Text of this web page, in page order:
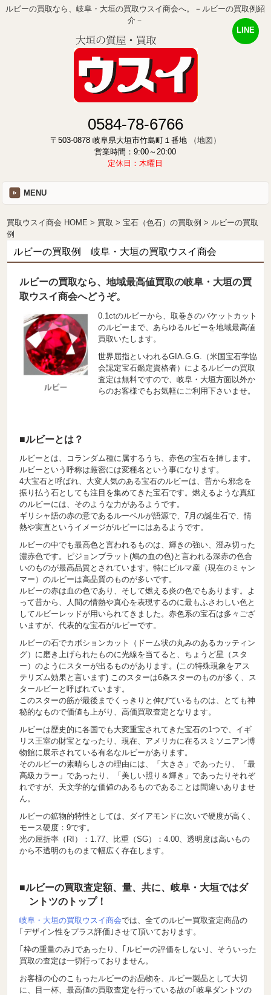
ルビーの買取なら、岐阜・大垣の買取ウスイ商会へ。－ルビーの買取例紹
介－
0584-78-6766
〒503-0878 岐阜県大垣市竹島町１番地
（地図）
営業時間：9:00～20:00
定休日：木曜日
MENU
買取ウスイ商会 HOME 買取 宝石（色石）の買取例
ルビーの買取
例
ルビーの買取例 岐阜・大垣の買取ウスイ商会
ルビーの買取なら、地域最高値買取の岐阜・大垣の買
取ウスイ商会へどうぞ。
0.1ctのルビーから、取巻きのバケットカット
のルビーまで、あらゆるルビーを地域最高値
買取いたします。
世界屈指といわれるGIA.G.G.（米国宝石学協
会認定宝石鑑定資格者）によるルビーの買取
査定は無料ですので、岐阜・大垣方面以外か
らのお客様でもお気軽にご利用下さいませ。
■ルビーとは？
ルビーとは、コランダム種に属するうち、赤色の宝石を挿します。
ルビーという呼称は厳密には変種名という事になります。
4大宝石と呼ばれ、大変人気のある宝石のルビーは、昔から邪念を
振り払う石としても注目を集めてきた宝石です。燃えるような真紅
のルビーには、そのような力があるようです。
ギリシャ語の赤の意であるルーベルが語源で、7月の誕生石で、情
熱や実直というイメージがルビーにはあるようです。
ルビーの中でも最高色と言われるものは、輝きの強い、澄み切った
濃赤色です。ピジョンブラット(鳩の血の色)と言われる深赤の色合
いのものが最高品質とされています。特にビルマ産（現在のミャン
マー）のルビーは高品質のものが多いです。
ルビーの赤は血の色であり、そして燃える炎の色でもあります。よ
って昔から、人間の情熱や真心を表現するのに最もふさわしい色と
してルビーレッドが用いられてきました。赤色系の宝石は多々ござ
いますが、代表的な宝石がルビーです。
ルビーの石でカボションカット（ドーム状の丸みのあるカッティン
グ）に磨き上げられたものに光線を当てると、ちょうど星（スタ
ー）のようにスターが出るものがあります。(この特殊現象をアス
テリズム効果と言います) このスターは6条スターのものが多く、ス
タールビーと呼ばれています。
このスターの筋が最後までくっきりと伸びているものは、とても神
秘的なもので価値も上がり、高価買取査定となります。
ルビーは歴史的に各国でも大変重宝されてきた宝石の1つで、イギ
リス王室の財宝となったり、現在、アメリカに在るスミソニアン博
物館に展示されている有名なルビーがあります。
そのルビーの素晴らしさの理由には、「大きさ」であったり、「最
高級カラー」であったり、「美しい照り＆輝き」であったりそれぞ
れですが、天文学的な価値のあるものであることは間違いありませ
ん。
ルビーの鉱物的特性としては、ダイアモンドに次いで硬度が高く、
モース硬度：9です。
光の屈折率（RI）：1.77、比重（SG）：4.00、透明度は高いもの
から不透明のものまで幅広く存在します。
■ルビーの買取査定額、量、共に、岐阜・大垣ではダ
ントツのトップ！
岐阜・大垣の買取ウスイ商会では、全てのルビー買取査定商品の
｢デザイン性をプラス評価｣させて頂いております。
｢枠の重量のみ｣であったり、｢ルビーの評価をしない｣、そういった
買取の査定は一切行っておりません。
お客様の心のこもったルビーのお品物を、ルビー製品として大切
に、目一杯、最高値の買取査定を行っている故の｢岐阜ダントツの
LINE